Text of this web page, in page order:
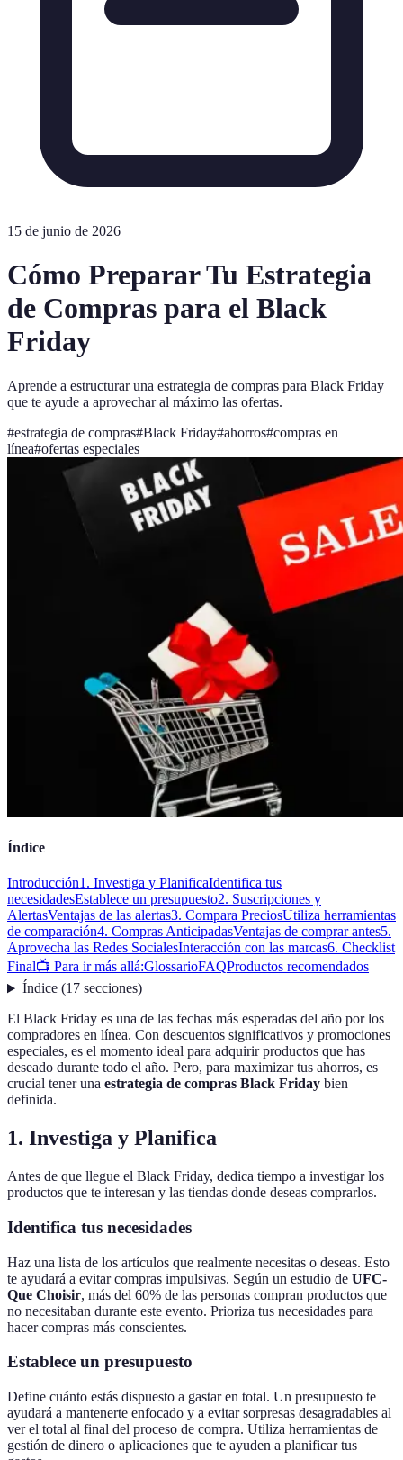
15 de junio de 2026
Cómo Preparar Tu Estrategia
de Compras para el Black
Friday
Aprende a estructurar una estrategia de compras para Black Friday
que te ayude a aprovechar al máximo las ofertas.
#estrategia de compras#Black Friday#ahorros#compras en
línea#ofertas especiales
Índice
Introducción1. Investiga y PlanificaIdentifica tus
necesidadesEstablece un presupuesto2. Suscripciones y
AlertasVentajas de las alertas3. Compara PreciosUtiliza herramientas
de comparación4. Compras AnticipadasVentajas de comprar antes5.
Aprovecha las Redes SocialesInteracción con las marcas6. Checklist
Final📺 Para ir más allá:GlossarioFAQProductos recomendados
Índice(17 secciones)
El Black Friday es una de las fechas más esperadas del año por los
compradores en línea. Con descuentos significativos y promociones
especiales, es el momento ideal para adquirir productos que has
deseado durante todo el año. Pero, para maximizar tus ahorros, es
crucial tener una estrategia de compras Black Friday bien
definida.
1. Investiga y Planifica
Antes de que llegue el Black Friday, dedica tiempo a investigar los
productos que te interesan y las tiendas donde deseas comprarlos.
Identifica tus necesidades
Haz una lista de los artículos que realmente necesitas o deseas. Esto
te ayudará a evitar compras impulsivas. Según un estudio de UFC-
Que Choisir, más del 60% de las personas compran productos que
no necesitaban durante este evento. Prioriza tus necesidades para
hacer compras más conscientes.
Establece un presupuesto
Define cuánto estás dispuesto a gastar en total. Un presupuesto te
ayudará a mantenerte enfocado y a evitar sorpresas desagradables al
ver el total al final del proceso de compra. Utiliza herramientas de
gestión de dinero o aplicaciones que te ayuden a planificar tus